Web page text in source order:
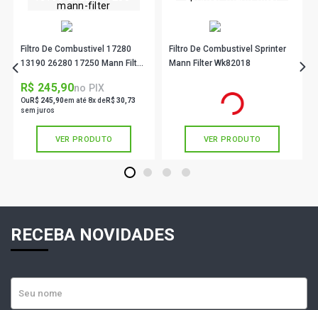
Filtro De Combustivel 17280
13190 26280 17250 Mann Filter
R$ 245,90no PIX
Ou R$ 245,90em até 8x deR$ 30,73
sem juros
VER PRODUTO
Filtro De Combustivel Sprinter
Mann Filter Wk82018
em até 10x de
VER PRODUTO
1 2 3 4
RECEBA NOVIDADES